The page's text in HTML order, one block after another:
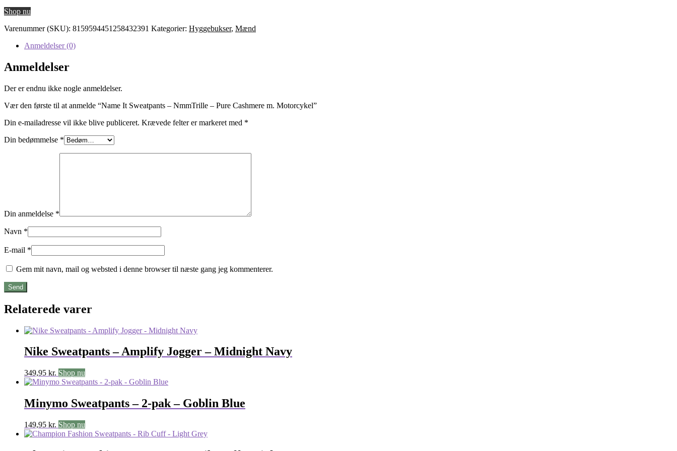
189,95 kr.. 161,46 kr..
Shop nu
Varenummer (SKU): 8159594451258432391 Kategorier: Hyggebukser, Mænd
Anmeldelser (0)
Anmeldelser
Der er endnu ikke nogle anmeldelser.
Vær den første til at anmelde “Name It Sweatpants – NmmTrille – Pure Cashmere m. Motorcykel”
Din e-mailadresse vil ikke blive publiceret. Krævede felter er markeret med *
Din bedømmelse *
Din anmeldelse *
Navn *
E-mail *
Gem mit navn, mail og websted i denne browser til næste gang jeg kommenterer.
Relaterede varer
Nike Sweatpants – Amplify Jogger – Midnight Navy
349,95 kr. Shop nu
Minymo Sweatpants – 2-pak – Goblin Blue
149,95 kr. Shop nu